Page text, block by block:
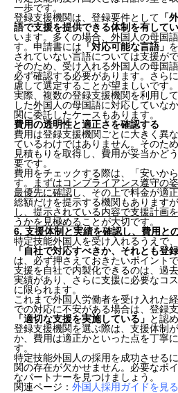
一歩です。
登録支援機関は、登録要件として 「
語で支援を提供できる体制を有してい
います。多くの場合、外国人の母国
す。申請書には 「対応可能な言語」
されていない言語については支援がで
そのため、受け入れる外国人の母国
必ず確認する必要があります。さら
慮して選定することが望ましいです。
実際、複数の登録支援機関を利用し
した外国人の母国語に対応していな
関に委託したケースもあります。
費用の透明性と適正さを確認する
費用は登録支援機関ごとに大きく異
ているわけではありません。そのた
見積もりを取得し、費用が妥当かど
要です。
費用をチェックする際は、「安いか
す。
まずはコンプライアンス遵守の
最優先に確認し、その上で料金が適
総額だけを提示する機関もありますが
し、提示されている内容で支援計画
うかを見極めることが大切です。
6. 支援体制と実績を確認し、費用と
特定技能外国人を受け入れるうえで、
「自社で対応すべきか、それとも登
は、必ず押さえておきたいポイントで
支援を自社で内製化できるのは、過
実績があり、さらに支援に必要なコ
に限られます。
これまで外国人労働者を受け入れた
での対応に不安がある場合は、登録
「適切な支援を実施している」 と認
登録支援機関を選ぶ際は、支援体制
か、費用は適正かといった点を丁寧
す。
特定技能外国人の採用を成功させる
関の存在が欠かせません。必要なポ
なパートナーを見つけましょう。
関連ページ： 外国人採用ガイドを見る